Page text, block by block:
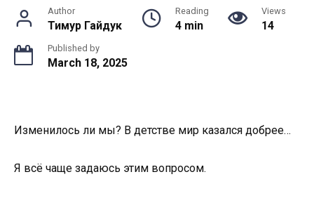
Author
Тимур Гайдук
Reading
4 min
Views
14
Published by
March 18, 2025
Изменилось ли мы? В детстве мир казался добрее…
Я всё чаще задаюсь этим вопросом.